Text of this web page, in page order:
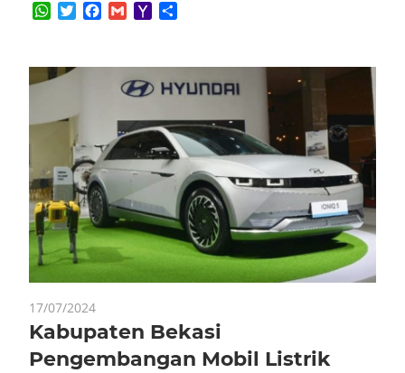
WhatsApp
TwitterFacebook
GmailYahoo
17/07/2024
Kabupaten Bekasi
Pengembangan Mobil Listrik